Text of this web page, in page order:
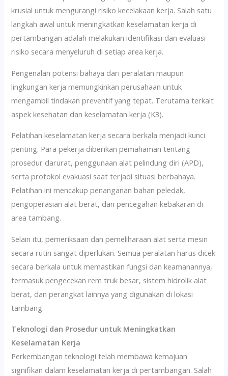
krusial untuk mengurangi risiko kecelakaan kerja. Salah satu
langkah awal untuk meningkatkan keselamatan kerja di
pertambangan adalah melakukan identifikasi dan evaluasi
risiko secara menyeluruh di setiap area kerja.
Pengenalan potensi bahaya dari peralatan maupun
lingkungan kerja memungkinkan perusahaan untuk
mengambil tindakan preventif yang tepat. Terutama terkait
aspek kesehatan dan keselamatan kerja (K3).
Pelatihan keselamatan kerja secara berkala menjadi kunci
penting. Para pekerja diberikan pemahaman tentang
prosedur darurat, penggunaan alat pelindung diri (APD),
serta protokol evakuasi saat terjadi situasi berbahaya.
Pelatihan ini mencakup penanganan bahan peledak,
pengoperasian alat berat, dan pencegahan kebakaran di
area tambang.
Selain itu, pemeriksaan dan pemeliharaan alat serta mesin
secara rutin sangat diperlukan. Semua peralatan harus dicek
secara berkala untuk memastikan fungsi dan keamanannya,
termasuk pengecekan rem truk besar, sistem hidrolik alat
berat, dan perangkat lainnya yang digunakan di lokasi
tambang.
Teknologi dan Prosedur untuk Meningkatkan
Keselamatan Kerja
Perkembangan teknologi telah membawa kemajuan
signifikan dalam keselamatan kerja di pertambangan. Salah